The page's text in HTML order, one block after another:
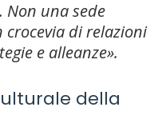
Non una sede
di relazioni
e alleanze».
della